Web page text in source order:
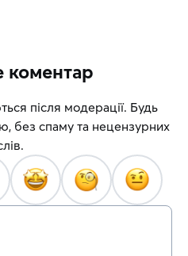
коментар
після модерації. Будь
без спаму та нецензурних